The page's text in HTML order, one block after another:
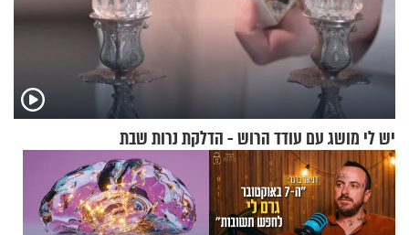
יש לי מושג עם עודד הרוש - הדלקת נרות שבת